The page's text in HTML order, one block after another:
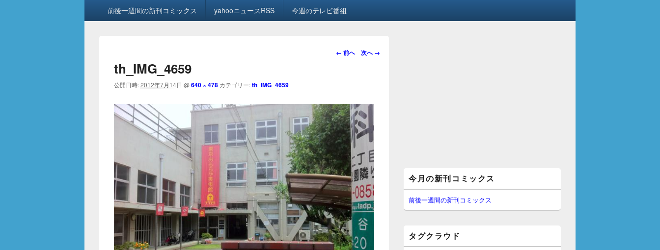
前後一週間の新刊コミックス yahooニュースRSS 今週のテレビ番組
画
ー
シ
ョ
ン
← 前へ 次へ →
th_IMG_4659
公開日時:2012年7月14日 @640 × 478 カテゴリー:th_IMG_4659
イ
ン
サ
イ
ー
今月の新刊コミックス
前後一週間の新刊コミックス
タグクラウド